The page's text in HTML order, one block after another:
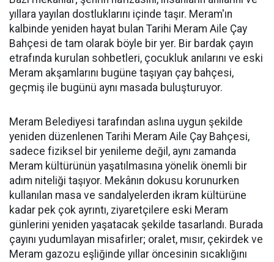
yıllara yayılan dostluklarını içinde taşır. Meram'ın
kalbinde yeniden hayat bulan Tarihi Meram Aile Çay
Bahçesi de tam olarak böyle bir yer. Bir bardak çayın
etrafında kurulan sohbetleri, çocukluk anılarını ve eski
Meram akşamlarını bugüne taşıyan çay bahçesi,
geçmiş ile bugünü aynı masada buluşturuyor.
Meram Belediyesi tarafından aslına uygun şekilde
yeniden düzenlenen Tarihi Meram Aile Çay Bahçesi,
sadece fiziksel bir yenileme değil, aynı zamanda
Meram kültürünün yaşatılmasına yönelik önemli bir
adım niteliği taşıyor. Mekânın dokusu korunurken
kullanılan masa ve sandalyelerden ikram kültürüne
kadar pek çok ayrıntı, ziyaretçilere eski Meram
günlerini yeniden yaşatacak şekilde tasarlandı. Burada
çayını yudumlayan misafirler; oralet, mısır, çekirdek ve
Meram gazozu eşliğinde yıllar öncesinin sıcaklığını